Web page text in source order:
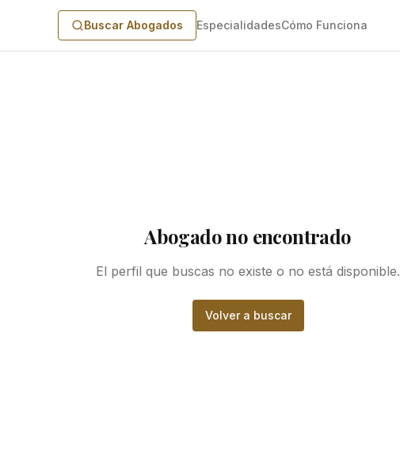
Buscar Abogados EspecialidadesCómo Funciona
Abogado no encontrado
El perfil que buscas no existe o no está disponible.
Volver a buscar